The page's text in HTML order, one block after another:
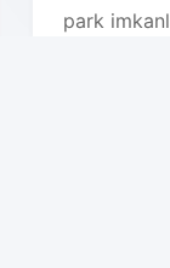
park